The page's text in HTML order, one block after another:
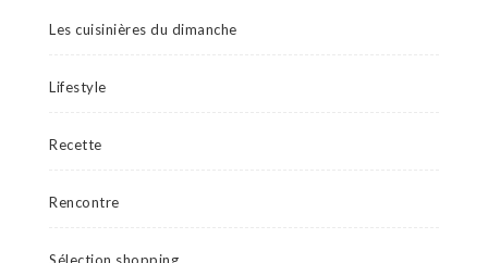
Les cuisinières du dimanche
Lifestyle
Recette
Rencontre